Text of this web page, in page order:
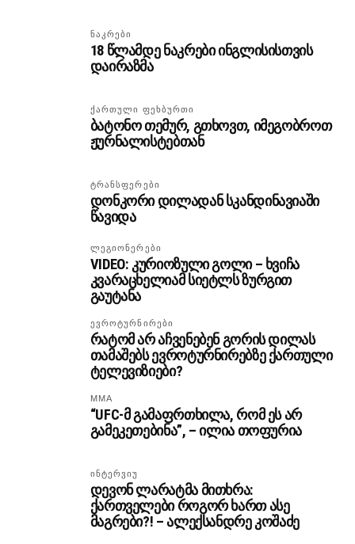
ᲜᲐᲙᲠᲔᲑᲘ
18 წლამდე ნაკრები ინგლისისთვის
დაირაზმა
ᲥᲐᲠᲗᲣᲚᲘ ᲤᲔᲮᲑᲣᲠᲗᲘ
ბატონო თემურ, გთხოვთ, იმეგობროთ
ჟურნალისტებთან
ᲢᲠᲐᲜᲡᲤᲔᲠᲔᲑᲘ
დონკორი დილადან სკანდინავიაში
წავიდა
ᲚᲔᲒᲘᲝᲜᲔᲠᲔᲑᲘ
VIDEO: კურიოზული გოლი – ხვიჩა
კვარაცხელიამ სიეტლს ზურგით
გაუტანა
ᲔᲕᲠᲝᲢᲣᲠᲜᲘᲠᲔᲑᲘ
რატომ არ აჩვენებენ გორის დილას
თამაშებს ევროტურნირებზე ქართული
ტელევიზიები?
MMA
“UFC-მ გამაფრთხილა, რომ ეს არ
გამეკეთებინა”, – ილია თოფურია
ᲘᲜᲢᲔᲠᲕᲘᲣ
დევონ ლარატმა მითხრა:
ქართველები როგორ ხართ ასე
მაგრები?! – ალექსანდრე კოშაძე